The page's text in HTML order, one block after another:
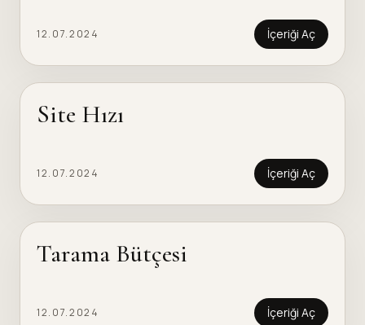
12.07.2024 İçeriği Aç
Site Hızı
12.07.2024 İçeriği Aç
Tarama Bütçesi
12.07.2024 İçeriği Aç